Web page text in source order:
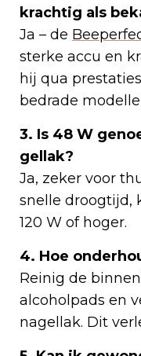
krachtig als
Ja – de
sterke accu en
hij qua
bedrade
3. Is 48 W
gellak?
Ja, zeker voor
snelle droogtijd,
120 W of hoger.
4. Hoe
Reinig de
alcoholpads en
nagellak. Dit